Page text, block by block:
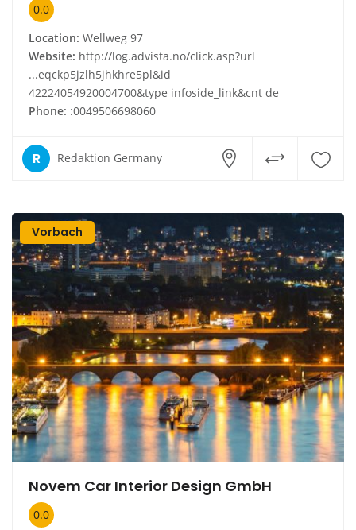
0.0
Location: Wellweg 97
Website: http://log.advista.no/click.asp?url
...eqckp5jzlh5jhkhre5pl&id
42224054920004700&type infoside_link&cnt de
Phone: :0049506698060
R Redaktion Germany
Vorbach
Novem Car Interior Design GmbH
0.0